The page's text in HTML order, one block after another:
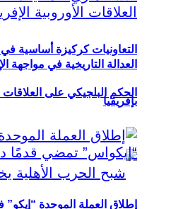
التعاونيات كركيزة أساسية في
بإفريقيا
العدالة التاريخية في مواجهة
الحكم البلجيكي على العلاقات